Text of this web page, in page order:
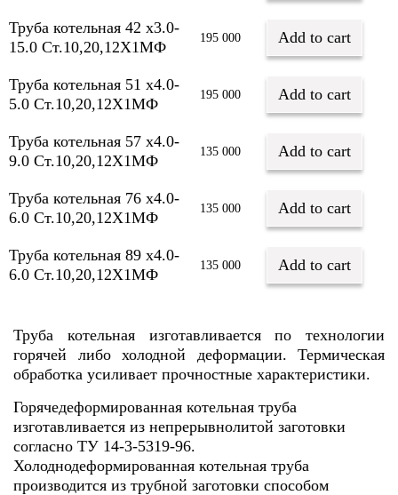
Труба котельная 42 х3.0-
15.0 Ст.10,20,12Х1МФ
195 000 Add to cart
Труба котельная 51 х4.0-
5.0 Ст.10,20,12Х1МФ
195 000 Add to cart
Труба котельная 57 х4.0-
9.0 Ст.10,20,12Х1МФ
135 000 Add to cart
Труба котельная 76 х4.0-
6.0 Ст.10,20,12Х1МФ
135 000 Add to cart
Труба котельная 89 х4.0-
6.0 Ст.10,20,12Х1МФ
135 000 Add to cart
Труба котельная изготавливается по технологии
горячей либо холодной деформации. Термическая
обработка усиливает прочностные характеристики.
Горячедеформированная котельная труба
изготавливается из непрерывнолитой заготовки
согласно ТУ 14-3-5319-96.
Холоднодеформированная котельная труба
производится из трубной заготовки способом